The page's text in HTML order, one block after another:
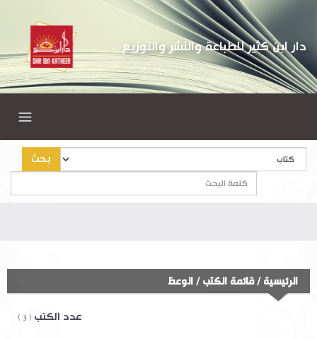
دار ابن كثير للطباعة والنشر والتوزيع
بحث
الرئيسية /قائمة الكتب/ الوعظ
عدد الكتب ( 3 )